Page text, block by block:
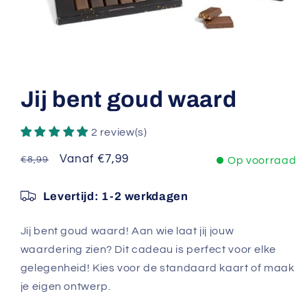
openen
in
modaal
Jij bent goud waard
2 review(s)
Normale
€8,99 Aanbiedingsprijs
Vanaf €7,99 Op voorraad
Levertijd: 1-2 werkdagen
Jij bent goud waard! Aan wie laat jij jouw
waardering zien? Dit cadeau is perfect voor elke
gelegenheid! Kies voor de standaard kaart of maak
je eigen ontwerp.